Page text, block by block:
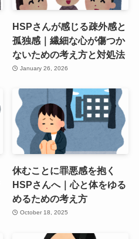
HSPさんが感じる疎外感と
孤独感｜繊細な心が傷つか
ないための考え方と対処法
January 26, 2026
休むことに罪悪感を抱く
HSPさんへ｜心と体をゆる
めるための考え方
October 18, 2025